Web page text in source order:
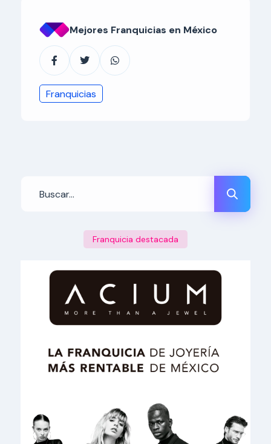
Mejores Franquicias en México
Franquicias
Franquicia destacada